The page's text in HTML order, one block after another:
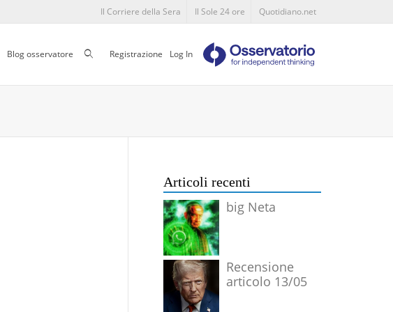
Il Corriere della Sera Il Sole 24 ore Quotidiano.net
Blog osservatore CercaRegistrazione Log In
Articoli recenti
big Neta
Recensione
articolo 13/05